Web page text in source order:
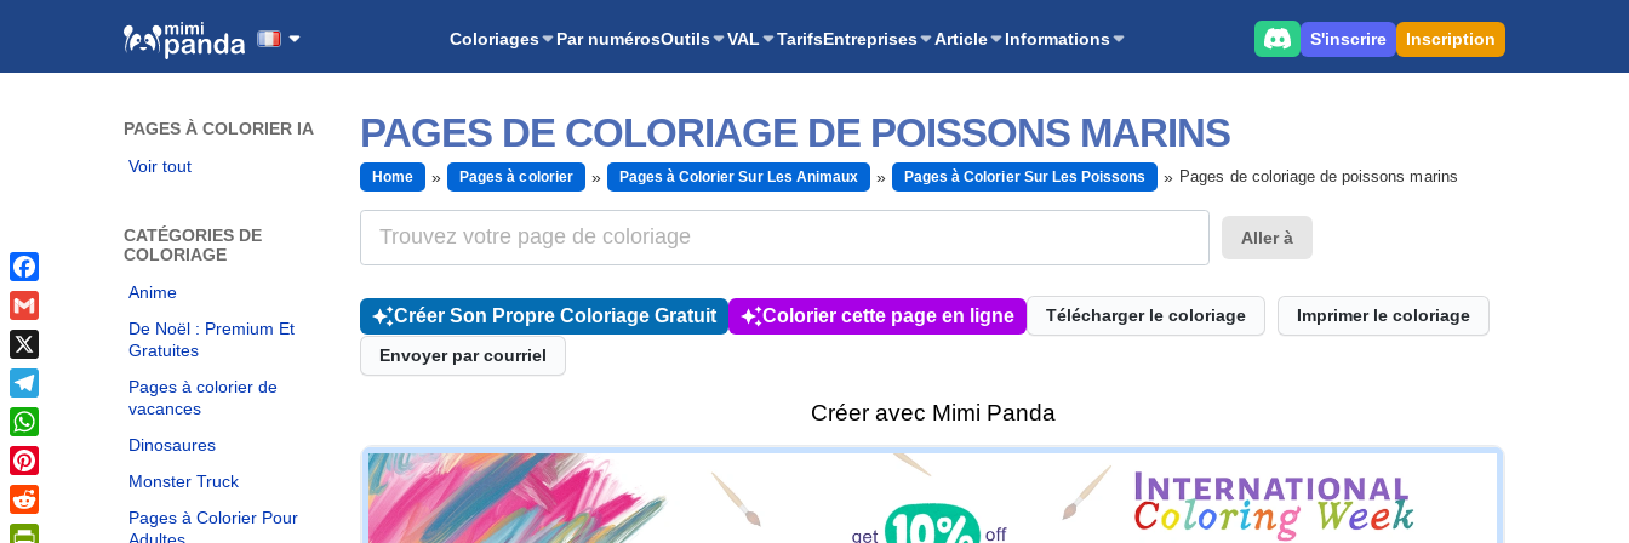
Coloriages Par numérosOutils VAL TarifsEntreprises Article Informations S'inscrire Inscription
PAGES À COLORIER IA
Voir tout
CATÉGORIES DE
COLORIAGE
Anime
De Noël : Premium Et
Gratuites
Pages à colorier de
vacances
Dinosaures
Monster Truck
Pages à Colorier Pour
PAGES DE COLORIAGE DE POISSONS MARINS
Home Pages à colorier Pages à Colorier Sur Les Animaux Pages à Colorier Sur Les Poissons Pages de coloriage de poissons marins
Aller à
Créer Son Propre Coloriage Gratuit Colorier cette page en ligne Télécharger le coloriage Imprimer le coloriage
Envoyer par courriel
Créer avec Mimi Panda
Facebook
Gmail
X
Telegram
WhatsApp
Pinterest
Reddit